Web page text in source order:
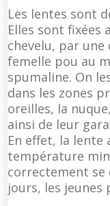
Les lentes sont
Elles sont fixées
chevelu, par une
femelle pou au
spumaline. On
dans les zones
oreilles, la
ainsi de leur
En effet, la lente
température
correctement se
jours, les jeunes